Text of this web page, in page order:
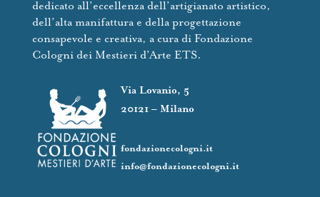
dedicato all’eccellenza dell’artigianato artistico,
dell’alta manifattura e della progettazione
consapevole e creativa, a cura di Fondazione
Cologni dei Mestieri d’Arte ETS.
Via Lovanio, 5
20121 – Milano
fondazionecologni.it
info@fondazionecologni.it